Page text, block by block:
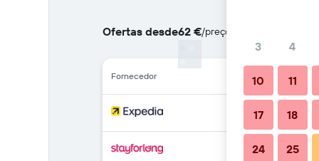
Ofertas desde62 €/preço por noite mais
Fornecedor
3 4
10 11
17 18
24 25